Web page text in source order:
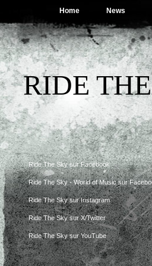
Home News
RIDE
Ride The Sky sur Facebook
Ride The Sky - World of Music sur
Ride The Sky sur Instagram
Ride The Sky sur X/Twitter
Ride The Sky sur YouTube